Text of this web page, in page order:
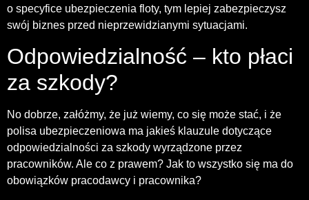
o specyfice ubezpieczenia floty, tym lepiej zabezpieczysz
swój biznes przed nieprzewidzianymi sytuacjami.
Odpowiedzialność – kto płaci
za szkody?
No dobrze, załóżmy, że już wiemy, co się może stać, i że
polisa ubezpieczeniowa ma jakieś klauzule dotyczące
odpowiedzialności za szkody wyrządzone przez
pracowników. Ale co z prawem? Jak to wszystko się ma do
obowiązków pracodawcy i pracownika?